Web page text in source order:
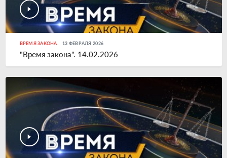
ВРЕМЯ ЗАКОНА 13 ФЕВРАЛЯ 2026
"Время закона". 14.02.2026